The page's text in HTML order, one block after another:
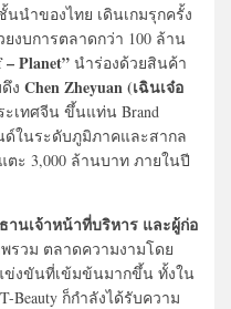
นำของไทย เดินเกมรุกครั้ง
งบการตลาดกว่า 100 ล้าน
– Planet” นำร่องด้วยสินค้า
ง Chen Zheyuan (เฉินเจ๋อ
เทศจีน ขึ้นแท่น Brand
ด์ในระดับภูมิภาคและสากล
ะ 3,000 ล้านบาท ภายในปี
นเจ้าหน้าที่บริหาร และผู้ก่อ
รวม ตลาดความงามโดย
งขันที่เข้มข้นมากขึ้น ทั้งใน
Beauty ก็กำลังได้รับความ